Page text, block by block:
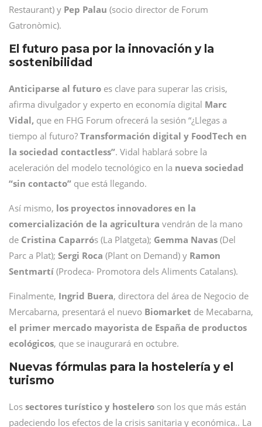
Restaurant) y Pep Palau (socio director de Forum
Gatronòmic).
El futuro pasa por la innovación y la
sostenibilidad
Anticiparse al futuro es clave para superar las crisis,
afirma divulgador y experto en economía digital Marc
Vidal, que en FHG Forum ofrecerá la sesión “¿Llegas a
tiempo al futuro? Transformación digital y FoodTech en
la sociedad contactless”. Vidal hablará sobre la
aceleración del modelo tecnológico en la nueva sociedad
“sin contacto” que está llegando.
Así mismo, los proyectos innovadores en la
comercialización de la agricultura vendrán de la mano
de Cristina Caparrós (La Platgeta); Gemma Navas (Del
Parc a Plat); Sergi Roca (Plant on Demand) y Ramon
Sentmartí (Prodeca- Promotora dels Aliments Catalans).
Finalmente, Ingrid Buera, directora del área de Negocio de
Mercabarna, presentará el nuevo Biomarket de Mecabarna,
el primer mercado mayorista de España de productos
ecológicos, que se inaugurará en octubre.
Nuevas fórmulas para la hostelería y el
turismo
Los sectores turístico y hostelero son los que más están
padeciendo los efectos de la crisis sanitaria y económica.. La